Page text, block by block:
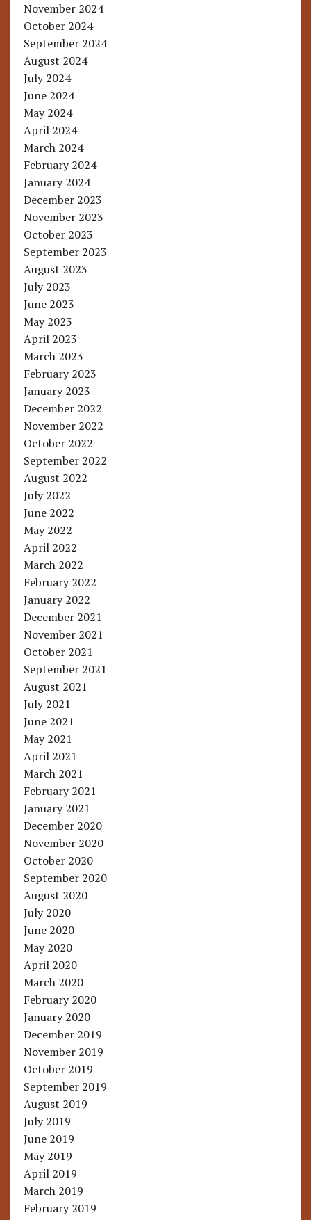
November 2024
October 2024
September 2024
August 2024
July 2024
June 2024
May 2024
April 2024
March 2024
February 2024
January 2024
December 2023
November 2023
October 2023
September 2023
August 2023
July 2023
June 2023
May 2023
April 2023
March 2023
February 2023
January 2023
December 2022
November 2022
October 2022
September 2022
August 2022
July 2022
June 2022
May 2022
April 2022
March 2022
February 2022
January 2022
December 2021
November 2021
October 2021
September 2021
August 2021
July 2021
June 2021
May 2021
April 2021
March 2021
February 2021
January 2021
December 2020
November 2020
October 2020
September 2020
August 2020
July 2020
June 2020
May 2020
April 2020
March 2020
February 2020
January 2020
December 2019
November 2019
October 2019
September 2019
August 2019
July 2019
June 2019
May 2019
April 2019
March 2019
February 2019